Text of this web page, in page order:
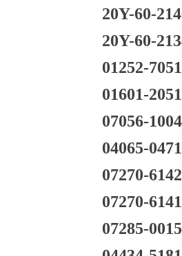
20Y-60-
20Y-60-
01252-
01601-
07056-
04065-
07270-
07270-
07285-